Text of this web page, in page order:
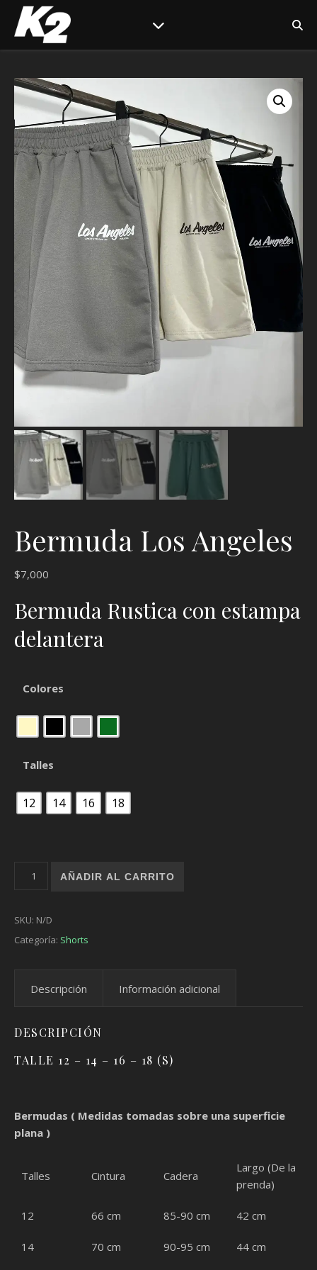
Bermuda Los Angeles
$7,000
Bermuda Rustica con estampa
delantera
Colores
Talles
12 14 16 18
Bermuda Los Angeles cantidad
AÑADIR AL CARRITO
SKU: N/D
Categoría: Shorts
Descripción Información adicional
DESCRIPCIÓN
TALLE 12 – 14 – 16 – 18 (S)
Bermudas ( Medidas tomadas sobre una superficie
plana )
Talles Cintura Cadera
Largo (De la
prenda)
12 66 cm 85-90 cm 42 cm
14 70 cm 90-95 cm 44 cm